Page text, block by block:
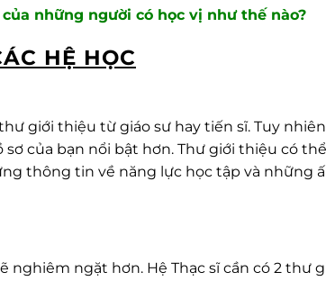
những người có học vị như thế nào?
HỆ HỌC
giới thiệu từ giáo sư hay tiến sĩ. Tuy
của bạn nổi bật hơn. Thư giới thiệu có thể
thông tin về năng lực học tập và những
nghiêm ngặt hơn. Hệ Thạc sĩ cần có 2 thư